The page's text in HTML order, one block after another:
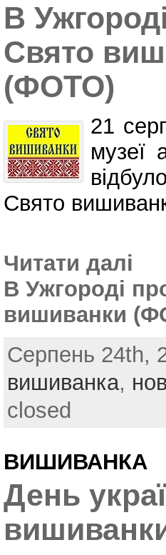
В
Свято
(ФОТО)
21
музеї
Свято
Читати далі
В Ужгороді
вишиванки
Серпень 24th,
вишиванка,
closed
ВИШИВАНКА
День